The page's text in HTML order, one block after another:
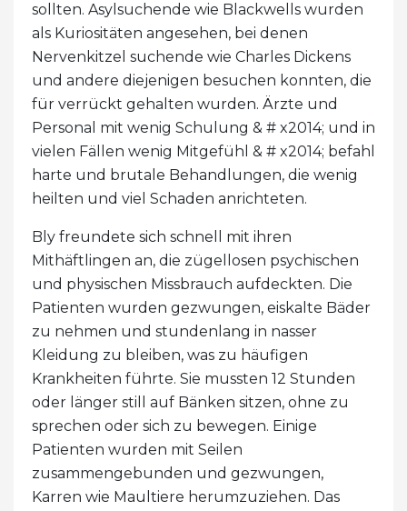
sollten. Asylsuchende wie Blackwells wurden
als Kuriositäten angesehen, bei denen
Nervenkitzel suchende wie Charles Dickens
und andere diejenigen besuchen konnten, die
für verrückt gehalten wurden. Ärzte und
Personal mit wenig Schulung & # x2014; und in
vielen Fällen wenig Mitgefühl & # x2014; befahl
harte und brutale Behandlungen, die wenig
heilten und viel Schaden anrichteten.
Bly freundete sich schnell mit ihren
Mithäftlingen an, die zügellosen psychischen
und physischen Missbrauch aufdeckten. Die
Patienten wurden gezwungen, eiskalte Bäder
zu nehmen und stundenlang in nasser
Kleidung zu bleiben, was zu häufigen
Krankheiten führte. Sie mussten 12 Stunden
oder länger still auf Bänken sitzen, ohne zu
sprechen oder sich zu bewegen. Einige
Patienten wurden mit Seilen
zusammengebunden und gezwungen,
Karren wie Maultiere herumzuziehen. Das